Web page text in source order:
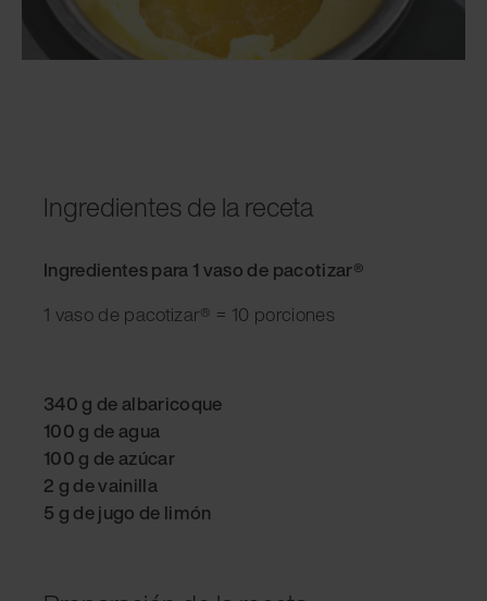
Ingredientes de la receta
Ingredientes para 1 vaso de pacotizar®
1 vaso de pacotizar® = 10 porciones
340 g de albaricoque
100 g de agua
100 g de azúcar
2 g de vainilla
5 g de jugo de limón